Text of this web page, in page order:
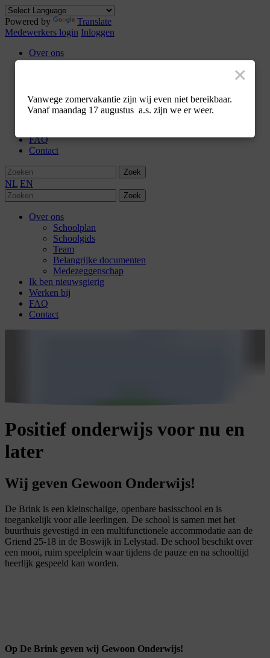
×
Vanwege zomervakantie zijn wij even niet bereikbaar.
Vanaf maandag 17 augustus a.s. zijn we er weer.
Powered by
Translate
Medewerkers login Inloggen
Over ons
Schoolplan
Belangrijke documenten
Medezeggenschap
Ik ben nieuwsgierig
FAQ
Contact
Zoek
NL EN
Zoek
Over ons
Schoolplan
Schoolgids
Team
Belangrijke documenten
Medezeggenschap
Ik ben nieuwsgierig
Werken bij
FAQ
Contact
Positief onderwijs voor nu en
later
Wij geven Gewoon Onderwijs!
De Brink is een kleinschalige, openbare basisschool en is
toegankelijk voor alle leerlingen. De school is samen met het
buurthuis gevestigd in een multifunctionele accommodatie aan de
Griend 25-18 in de Boswijk in Lelystad. De school beschikt over
een mooi, ruim speelplein waar tijdens de pauze en na schooltijd
heerlijk gespeeld kan worden.
Op De Brink geven wij Gewoon Onderwijs!